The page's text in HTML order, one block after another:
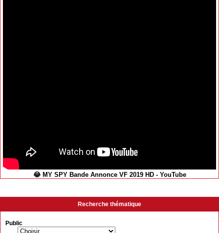
😂 MY SPY Bande Annonce VF 2019 HD - YouTube
Recherche thématique
Public